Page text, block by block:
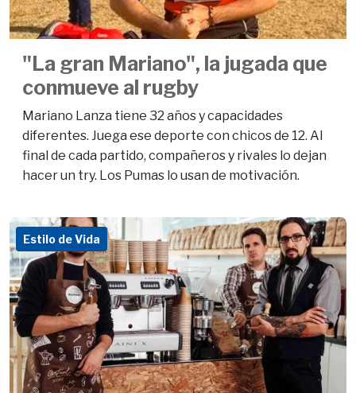
"La gran Mariano", la jugada que
conmueve al rugby
Mariano Lanza tiene 32 años y capacidades
diferentes. Juega ese deporte con chicos de 12. Al
final de cada partido, compañeros y rivales lo dejan
hacer un try. Los Pumas lo usan de motivación.
Estilo de Vida